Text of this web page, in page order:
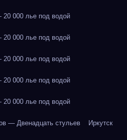
000 лье под водой
000 лье под водой
000 лье под водой
000 лье под водой
000 лье под водой
— Двенадцать стульев Иркутск